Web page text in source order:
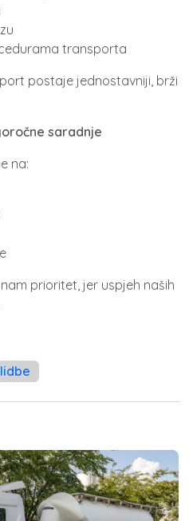
transporta
postaje jednostavniji, brži
saradnje
na:
prioritet, jer uspjeh naših